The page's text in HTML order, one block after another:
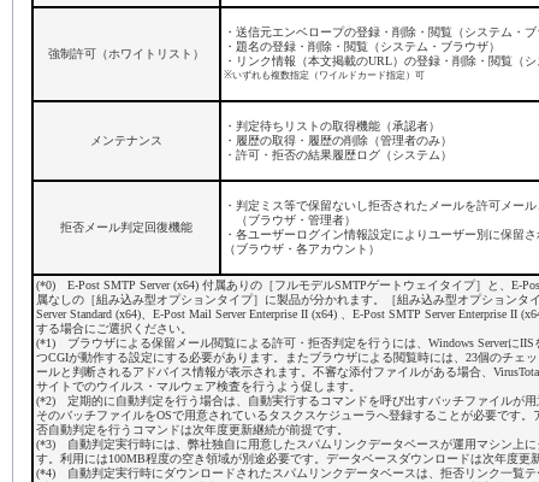
強制許可（ホワイトリスト）
・送信元エンベロープの登録・削除・閲覧（システム・
・題名の登録・削除・閲覧（システム・ブラウザ）
・リンク情報（本文掲載のURL）の登録・削除・閲覧（
※いずれも複数指定（ワイルドカード指定）可
メンテナンス
・判定待ちリストの取得機能（承認者）
・履歴の取得・履歴の削除（管理者のみ）
・許可・拒否の結果履歴ログ（システム）
拒否メール判定回復機能
・判定ミス等で保留ないし拒否されたメールを許可メー
（ブラウザ・管理者）
・各ユーザーログイン情報設定によりユーザー別に保留
（ブラウザ・各アカウント）
(*0) E-Post SMTP Server (x64) 付属ありの［フルモデルSMTPゲートウェイタイプ］と、E-
属なしの［組み込み型オプションタイプ］に製品が分かれます。［組み込み型オプションタ
Server Standard (x64)、E-Post Mail Server Enterprise II (x64) 、E-Post SMTP Server Enterprise II
する場合にご選択ください。
(*1) ブラウザによる保留メール閲覧による許可・拒否判定を行うには、Windows ServerにIIS
つCGIが動作する設定にする必要があります。またブラウザによる閲覧時には、23個のチェ
ールと判断されるアドバイス情報が表示されます。不審な添付ファイルがある場合、
サイトでのウイルス・マルウェア検査を行うよう促します。
(*2) 定期的に自動判定を行う場合は、自動実行するコマンドを呼び出すバッチファイルが用
そのバッチファイルをOSで用意されているタスクスケジューラへ登録することが必要です。
否自動判定を行うコマンドは次年度更新継続が前提です。
(*3) 自動判定実行時には、弊社独自に用意したスパムリンクデータベースが運用マシン上に
す。利用には100MB程度の空き領域が別途必要です。データベースダウンロードは次年度更
(*4) 自動判定実行時にダウンロードされたスパムリンクデータベースは、拒否リンク一覧テ